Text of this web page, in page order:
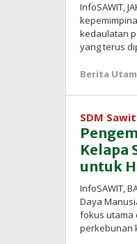
InfoSAWIT,
kedaulatan
yang terus
Berita
SDM Sawit
Kelapa
untuk
InfoSAWIT,
Daya
fokus utama
perkebunan